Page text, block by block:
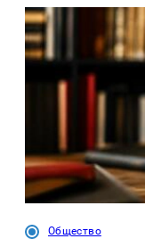
Общество